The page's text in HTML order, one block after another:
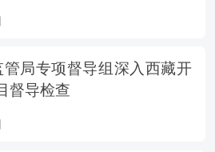
局专项督导组深入西藏开
督导检查